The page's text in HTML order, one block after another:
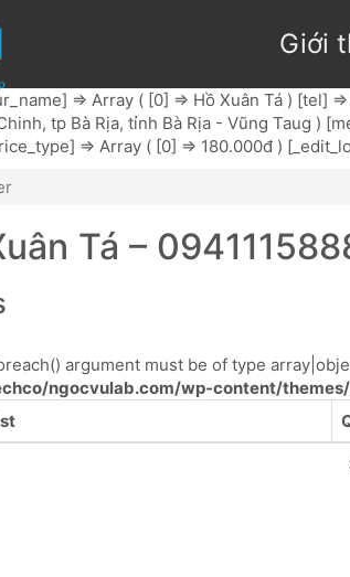
Giới
=> Array ( [0] => Hồ Xuân Tá ) [tel]
tp Bà Rịa, tỉnh Bà Rịa - Vũng Taug )
=> Array ( [0] => 180.000đ )
Tá –
argument must be of type
ngocvulab.com/wp-content/